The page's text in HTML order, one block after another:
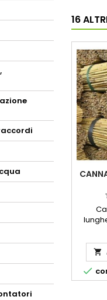
16

